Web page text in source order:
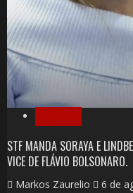
STF MANDA SORAYA E
VICE DE FLÁVIO BOLSONARO.
Markos Zaurelio 6 de